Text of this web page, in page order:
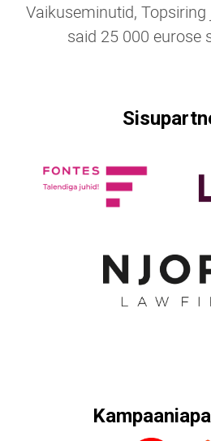
Vaikuseminutid,
said 25 000 eurose